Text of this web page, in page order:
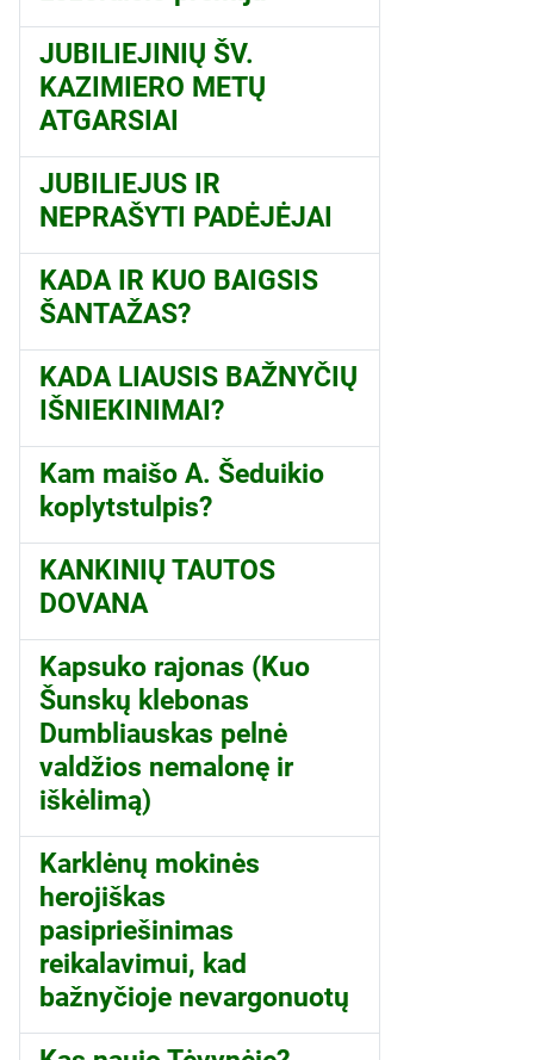
JUBILIEJINIŲ ŠV.
KAZIMIERO METŲ
ATGARSIAI
JUBILIEJUS IR
NEPRAŠYTI PADĖJĖJAI
KADA IR KUO BAIGSIS
ŠANTAŽAS?
KADA LIAUSIS BAŽNYČIŲ
IŠNIEKINIMAI?
Kam maišo A. Šeduikio
koplytstulpis?
KANKINIŲ TAUTOS
DOVANA
Kapsuko rajonas (Kuo
Šunskų klebonas
Dumbliauskas pelnė
valdžios nemalonę ir
iškėlimą)
Karklėnų mokinės
herojiškas
pasipriešinimas
reikalavimui, kad
bažnyčioje nevargonuotų